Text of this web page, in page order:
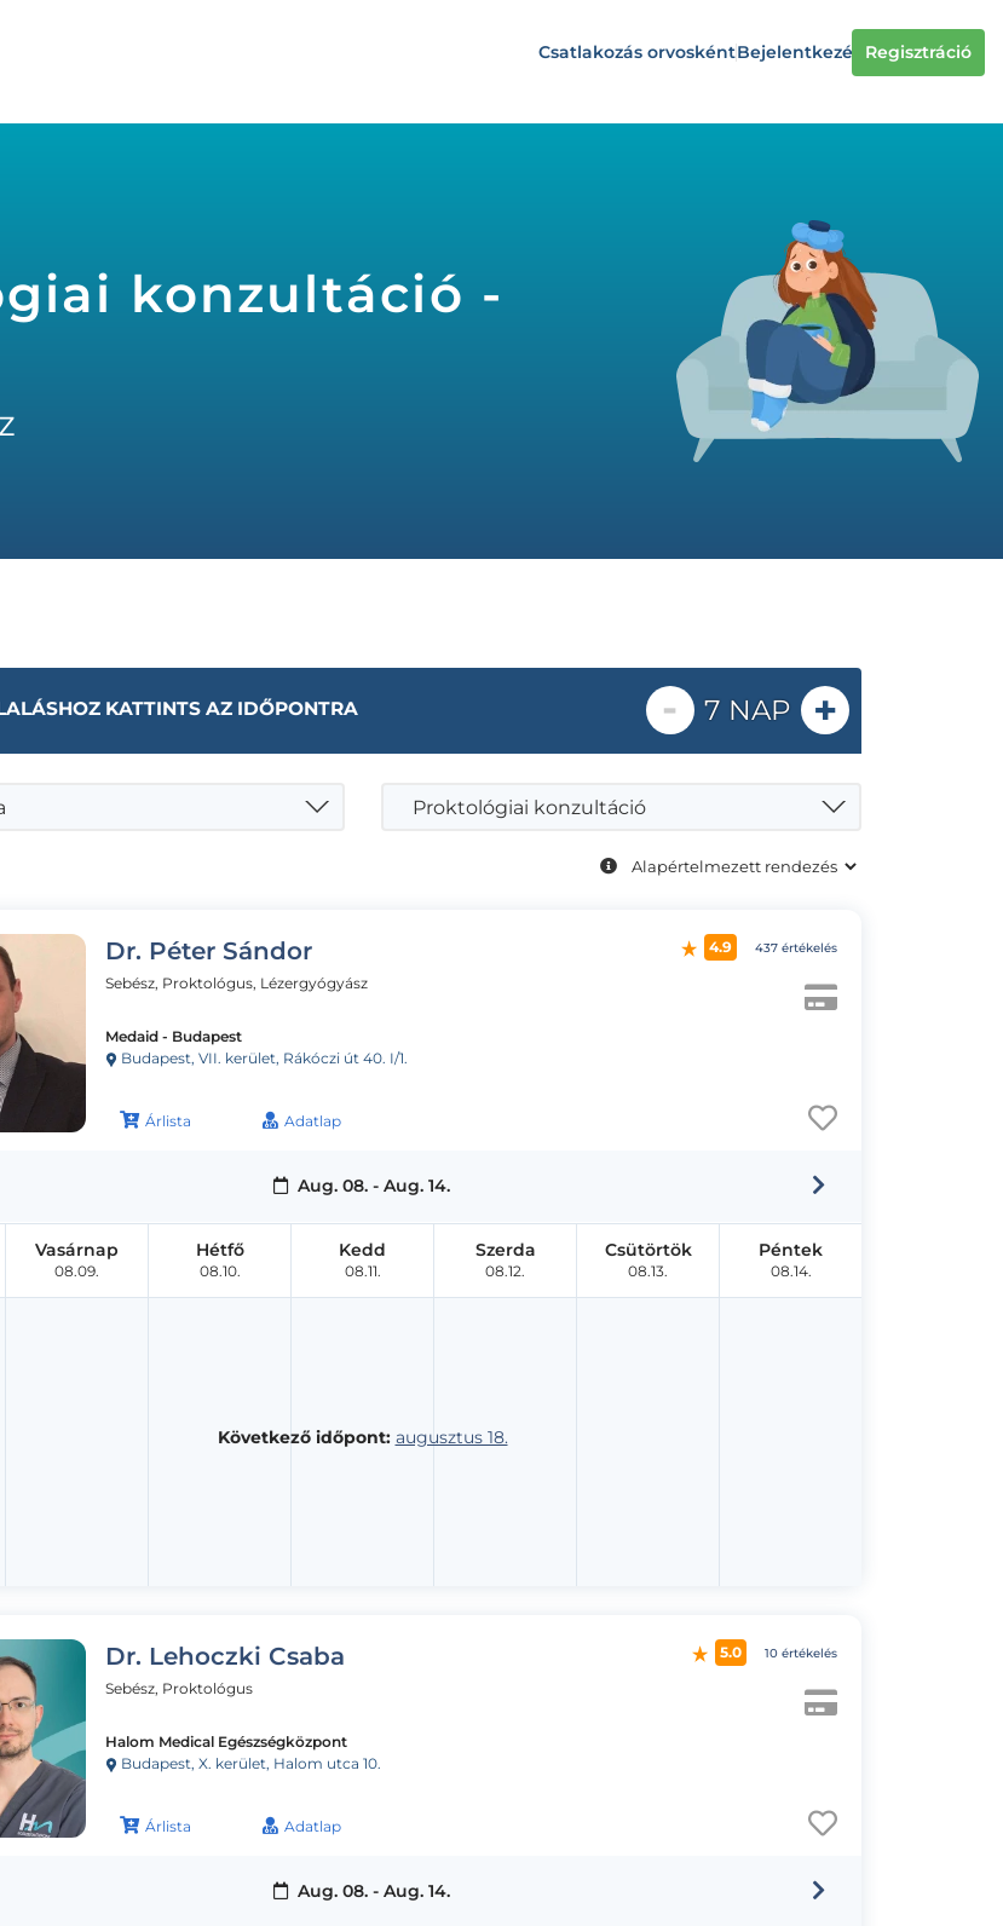
Csatlakozás orvoskéntBejelentkezés Regisztráció
konzultáció -
KATTINTS AZ IDŐPONTRA - 7 NAP +
Proktológiai konzultáció
Dr. Péter Sándor
Sebész, Proktológus, Lézergyógyász
Medaid - Budapest
Budapest, VII. kerület, Rákóczi út 40. I/1.
Árlista Adatlap
4.9 437 értékelés
Aug. 08. - Aug. 14.
Következő időpont: augusztus 18.
Vasárnap
08.09.
Hétfő
08.10.
Kedd
08.11.
Szerda
08.12.
Csütörtök
08.13.
Péntek
08.14.
Dr. Lehoczki Csaba
Sebész, Proktológus
Halom Medical Egészségközpont
Budapest, X. kerület, Halom utca 10.
Árlista Adatlap
5.0 10 értékelés
Aug. 08. - Aug. 14.